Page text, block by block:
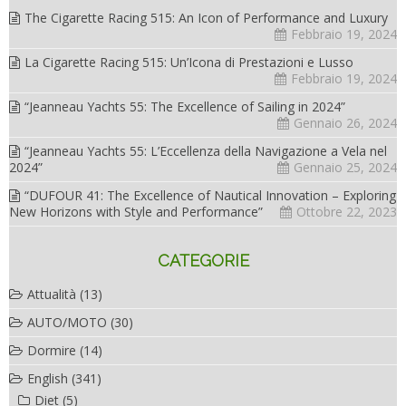
The Cigarette Racing 515: An Icon of Performance and Luxury
Febbraio 19, 2024
La Cigarette Racing 515: Un’Icona di Prestazioni e Lusso
Febbraio 19, 2024
“Jeanneau Yachts 55: The Excellence of Sailing in 2024”
Gennaio 26, 2024
“Jeanneau Yachts 55: L’Eccellenza della Navigazione a Vela nel
2024”
Gennaio 25, 2024
“DUFOUR 41: The Excellence of Nautical Innovation – Exploring
New Horizons with Style and Performance”
Ottobre 22, 2023
CATEGORIE
Attualità (13)
AUTO/MOTO (30)
Dormire (14)
English (341)
Diet (5)